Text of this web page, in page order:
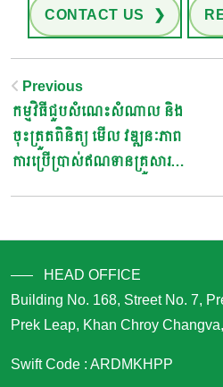
CONTACT US
Post
Navigation
Previous
កម្មវិធីជួបសំណេះសំណាល និង
ចុះត្រួតពិនិត្យ មើល វឌ្ឍនៈភាព
ការប្រើប្រាស់ឥណទានគ្រួសារ
HEAD OFFICE
Building No. 168, Street No. 7,
Prek Leap, Khan Chroy
Swift Code : ARDMKHPP